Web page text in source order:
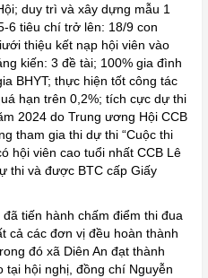
duy trì và xây dựng mẫu 1
6 tiêu chí trở lên: 18/9 con
thiệu kết nạp hội viên vào
kiến: 3 đề tài; 100% gia đình
BHYT; thực hiện tốt công tác
hạn trên 0,2%; tích cực dự thi
2024 do Trung ương Hội CCB
tham gia thi dự thi “Cuộc thi
hội viên cao tuổi nhất CCB Lê
thi và được BTC cấp Giấy
tiến hành chấm điểm thi đua
cả các đơn vị đều hoàn thành
đó xã Diên An đạt thành
tại hội nghị, đồng chí Nguyễn